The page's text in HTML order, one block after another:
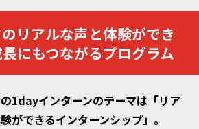
リアルな声と体験ができ
にもつながるプログラム
1dayインターンのテーマは「リア
ができるインターンシップ」。